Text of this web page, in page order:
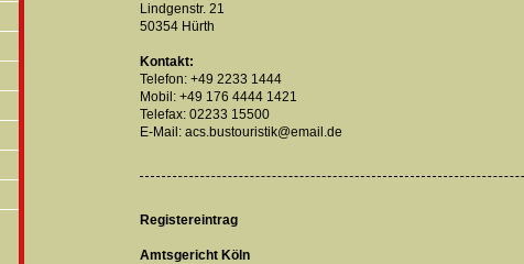
Lindgenstr. 21
50354 Hürth
Kontakt:
Telefon: +49 2233 1444
Mobil: +49 176 4444 1421
Telefax: 02233 15500
E-Mail: acs.bustouristik@email.de
Registereintrag
Amtsgericht Köln